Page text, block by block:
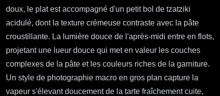
doux, le plat est accompagné d'un petit bol de tzatziki
acidulé, dont la texture crémeuse contraste avec la pâte
croustillante. La lumière douce de l'après-midi entre en flots,
projetant une lueur douce qui met en valeur les couches
complexes de la pâte et les couleurs riches de la garniture.
Un style de photographie macro en gros plan capture la
vapeur s'élevant doucement de la tarte fraîchement cuite,